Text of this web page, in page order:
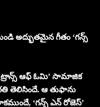
అద్భుతమైన గీతం ‘గన్స్
‘ట్రాన్స్ ఆఫ్ ఓమి’ సామాజిక
తెలిసిందే. ఆ తుఫాను
‘గన్స్ ఎన్ రోజెస్’